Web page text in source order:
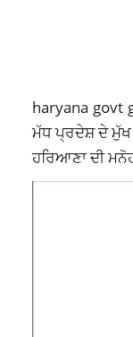
haryana govt
ਮੱਧ ਪ੍ਰਦੇਸ਼ ਦੇ ਮੁੱਖ
ਹਰਿਆਣਾ ਦੀ